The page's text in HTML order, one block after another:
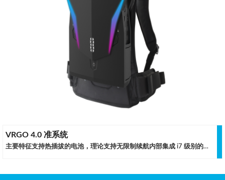
VRGO 4.0 准系统
主要特征支持热插拔的电池，理论支持无限制续航内部集成 i7 级别的处理器和高性能 Quadro 专业级 GPU人体工程学背负式设计，最大幅度减轻人体负担适用领域 ·仿真射击训练 ·VR 游乐场 ·VR 教室 产品规格机壳形态薄型背负式机箱处理器Intel® Core™ i7-11800H芯片组Intel®HM570 Express Chipset内存16GB DDR4 320